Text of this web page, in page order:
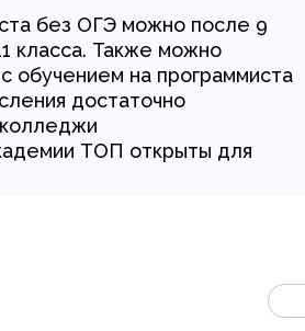
без ОГЭ можно после 9
класса. Также можно
обучением на программиста
достаточно
ТОП открыты для